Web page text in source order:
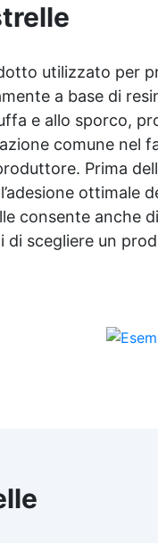
utilizzato per
a base di
e allo sporco,
comune nel
Prima
ottimale
consente anche
di scegliere un